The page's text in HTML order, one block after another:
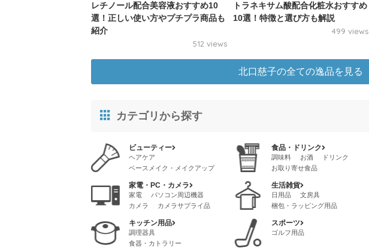
レチノール配合美容液おすすめ10
選！正しい使い方やプチプラ商品も
紹介
512 views
トラネキサム酸配合化粧水おすすめ
10選！特徴と選び方も解説
499 views
北口慈子の全ての逸品を見る
カテゴリから探す
ビューティー
ヘアケア
ベースメイク・メイクアップ
クリニック・サロン
メイク道具・ケアグッズ
香水・フレグランス
食品・ドリンク
調味料 お酒
ドリンク
お取り寄せ食品
茶葉・インスタントドリンク
冷凍食品・インスタント食品
菓子・スイーツ
家電・PC・カメラ
家電
パソコン周辺機器
カメラ
カメラサプライ品
パソコンソフト
パソコンサプライ品
生活雑貨
日用品
文房具
梱包・ラッピング用品
キッチン用品
調理器具
食器・カトラリー
スポーツ
ゴルフ用品